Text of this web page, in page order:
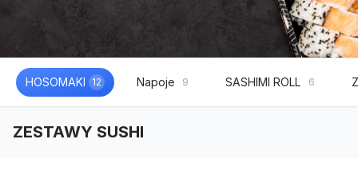
HOSOMAKI 12 Napoje 9 SASHIMI ROLL 6
ZESTAWY SUSHI